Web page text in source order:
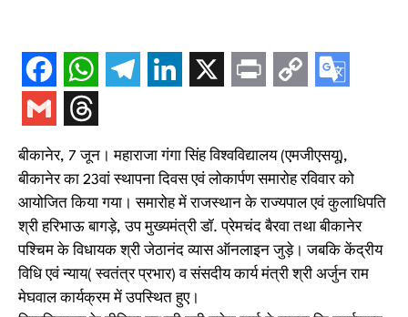
बीकानेर, 7 जून। महाराजा गंगा सिंह विश्वविद्यालय (एमजीएसयू),
बीकानेर का 23वां स्थापना दिवस एवं लोकार्पण समारोह रविवार को
आयोजित किया गया। समारोह में राजस्थान के राज्यपाल एवं कुलाधिपति
श्री हरिभाऊ बागड़े, उप मुख्यमंत्री डॉ. प्रेमचंद बैरवा तथा बीकानेर
पश्चिम के विधायक श्री जेठानंद व्यास ऑनलाइन जुड़े। जबकि केंद्रीय
विधि एवं न्याय( स्वतंत्र प्रभार) व संसदीय कार्य मंत्री श्री अर्जुन राम
मेघवाल कार्यक्रम में उपस्थित हुए।